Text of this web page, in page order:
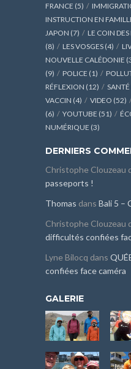
FRANCE (5)
INSTRUCTION EN
JAPON (7) LE COIN
(8)
LES VOSGES (4)
NOUVELLE CALÉDONIE
(9)
POLICE (1)
RÉFLEXION (12) SANTÉ
VACCIN (4) VIDEO (52)
(6)
YOUTUBE (51)
NUMÉRIQUE (3)
DERNIERS
Christophe Clouzeau
passeports !
Thomas dans Bali 5 –
Christophe Clouzeau
difficultés confiées
Lyne Bilocq dans
confiées face caméra
GALERIE